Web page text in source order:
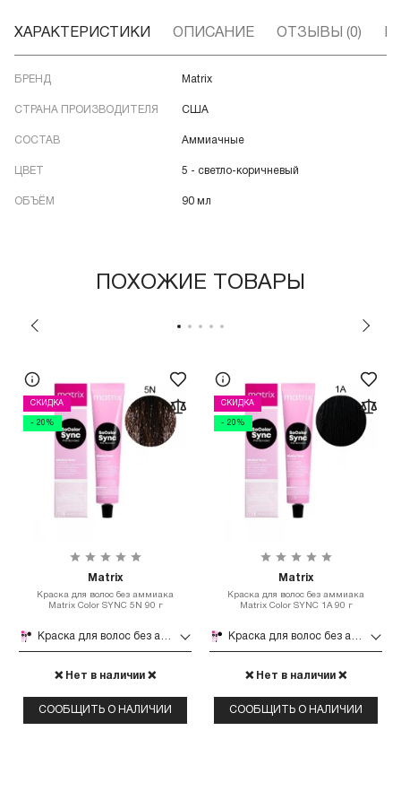
ХАРАКТЕРИСТИКИ ОПИСАНИЕ ОТЗЫВЫ (0)
БРЕНД Matrix
СТРАНА ПРОИЗВОДИТЕЛЯ США
СОСТАВ Аммиачные
ЦВЕТ 5 - светло-коричневый
ОБЪЁМ 90 мл
ПОХОЖИЕ ТОВАРЫ
СКИДКА
- 20%
Matrix
Краска для волос без аммиака
Matrix Color SYNC 5N 90 г
Краска для волос без аммиака Matrix Color SYNC 5N 90 г
❌ Нет в наличии ❌
СООБЩИТЬ О НАЛИЧИИ
СКИДКА
- 20%
Matrix
Краска для волос без аммиака
Matrix Color SYNC 1A 90 г
Краска для волос без аммиака Matrix Color SYNC 1A 90 г
❌ Нет в наличии ❌
СООБЩИТЬ О НАЛИЧИИ